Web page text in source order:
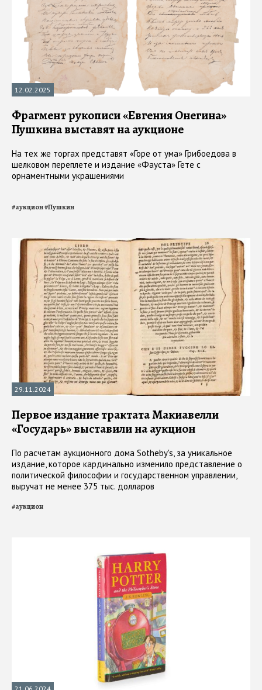
12.02.2025
Фрагмент рукописи «Евгения Онегина»
Пушкина выставят на аукционе
На тех же торгах представят «Горе от ума» Грибоедова в
шелковом переплете и издание «Фауста» Гете с
орнаментными украшениями
#аукцион#Пушкин
29.11.2024
Первое издание трактата Макиавелли
«Государь» выставили на аукцион
По расчетам аукционного дома Sotheby's, за уникальное
издание, которое кардинально изменило представление о
политической философии и государственном управлении,
выручат не менее 375 тыс. долларов
#аукцион